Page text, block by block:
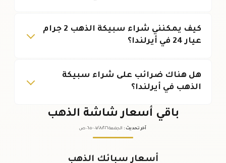
كيف يمكنني شراء سبيكة الذهب 2 جرام
عيار 24 في أيرلندا؟
هل هناك ضرائب على شراء سبيكة
الذهب في أيرلندا؟
باقي أسعار شاشة الذهب
آخر تحديث : الجمعة ٠٧ /٠٨/٢٠٢٦ - ٠٦:٠٥ ص
أسعار سبائك الذهب